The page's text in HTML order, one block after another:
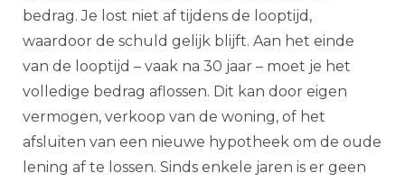
bedrag. Je lost niet af tijdens de looptijd,
waardoor de schuld gelijk blijft. Aan het einde
van de looptijd – vaak na 30 jaar – moet je het
volledige bedrag aflossen. Dit kan door eigen
vermogen, verkoop van de woning, of het
afsluiten van een nieuwe hypotheek om de oude
lening af te lossen. Sinds enkele jaren is er geen